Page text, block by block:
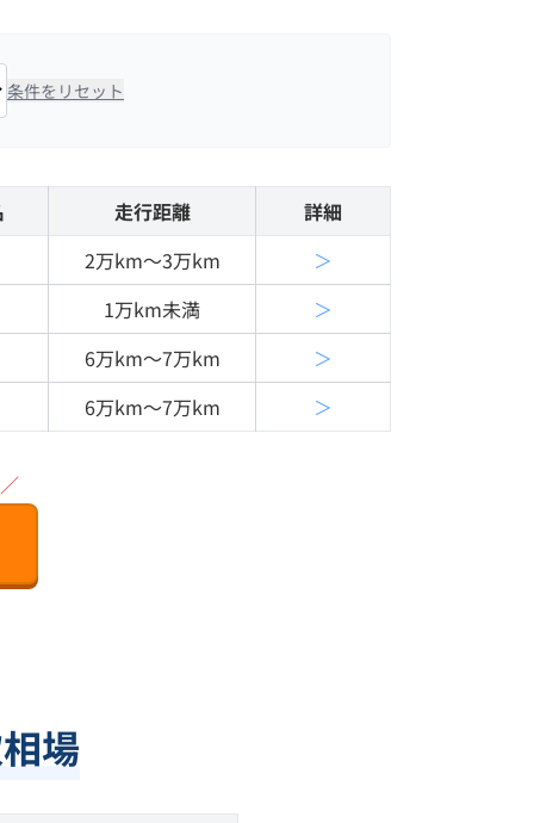
条件をリセット
走行距離
詳細
2万km〜3万km
＞
1万km未満
＞
6万km〜7万km
＞
6万km〜7万km ＞
／
場